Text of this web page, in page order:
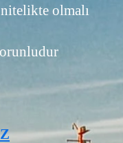
nitelikte olmalı